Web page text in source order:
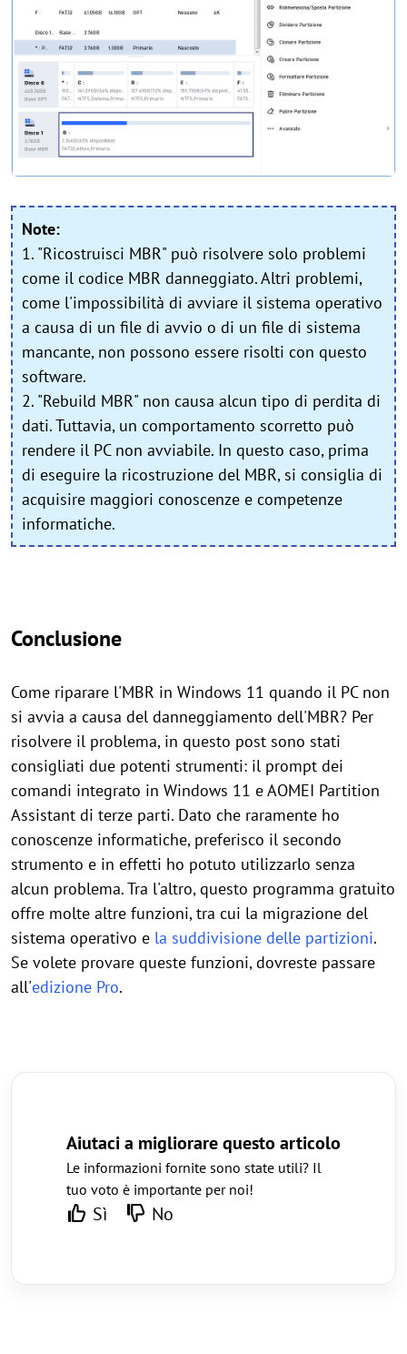
Note:
1. "Ricostruisci MBR" può risolvere solo problemi
come il codice MBR danneggiato. Altri problemi,
come l'impossibilità di avviare il sistema operativo
a causa di un file di avvio o di un file di sistema
mancante, non possono essere risolti con questo
software.
2. "Rebuild MBR" non causa alcun tipo di perdita di
dati. Tuttavia, un comportamento scorretto può
rendere il PC non avviabile. In questo caso, prima
di eseguire la ricostruzione del MBR, si consiglia di
acquisire maggiori conoscenze e competenze
informatiche.
Conclusione
Come riparare l'MBR in Windows 11 quando il PC non
si avvia a causa del danneggiamento dell'MBR? Per
risolvere il problema, in questo post sono stati
consigliati due potenti strumenti: il prompt dei
comandi integrato in Windows 11 e AOMEI Partition
Assistant di terze parti. Dato che raramente ho
conoscenze informatiche, preferisco il secondo
strumento e in effetti ho potuto utilizzarlo senza
alcun problema. Tra l'altro, questo programma gratuito
offre molte altre funzioni, tra cui la migrazione del
sistema operativo e la suddivisione delle partizioni.
Se volete provare queste funzioni, dovreste passare
all'edizione Pro.
Aiutaci a migliorare questo articolo
Le informazioni fornite sono state utili? Il
tuo voto è importante per noi!
Sì No